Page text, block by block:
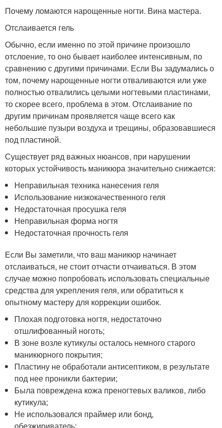
Почему ломаются нарощенные ногти. Вина мастера.
Отслаивается гель
Обычно, если именно по этой причине произошло
отслоение, то оно бывает наиболее интенсивным, по
сравнению с другими причинами. Если Вы задумались о
том, почему нарощенные ногти отваливаются или уже
полностью отвалились целыми ногтевыми пластинами,
то скорее всего, проблема в этом. Отслаивание по
другим причинам проявляется чаще всего как
небольшие пузыри воздуха и трещины, образовавшиеся
под пластиной.
Существует ряд важных нюансов, при нарушении
которых устойчивость маникюра значительно снижается:
Неправильная техника нанесения геля
Использование низкокачественного геля
Недостаточная просушка геля
Неправильная форма ногтя
Недостаточная прочность геля
Если Вы заметили, что ваш маникюр начинает
отслаиваться, не стоит отчасти отчаиваться. В этом
случае можно попробовать использовать специальные
средства для укрепления геля, или обратиться к
опытному мастеру для коррекции ошибок.
Плохая подготовка ногтя, недостаточно
отшлифованный ноготь;
В зоне возле кутикулы осталось немного старого
маникюрного покрытия;
Пластину не обработали антисептиком, в результате
под нее проникли бактерии;
Была повреждена кожа преногтевых валиков, либо
кутикула;
Не использовался праймер или бонд,
обезжириватель;